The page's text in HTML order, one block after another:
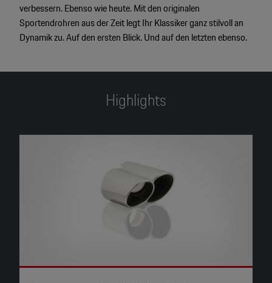
verbessern. Ebenso wie heute. Mit den originalen
Sportendrohren aus der Zeit legt Ihr Klassiker ganz stilvoll an
Dynamik zu. Auf den ersten Blick. Und auf den letzten ebenso.
Highlights